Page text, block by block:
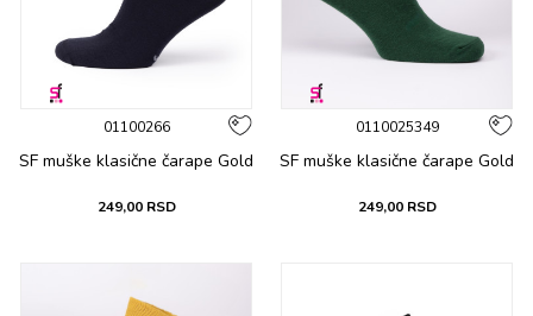
01100266
SF muške klasične čarape Gold
249,00 RSD
0110025349
SF muške klasične čarape Gold
249,00 RSD